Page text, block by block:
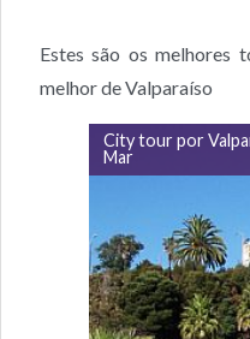
Estes são os melhores
melhor de Valparaíso
City tour por
Mar